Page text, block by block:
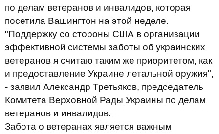
по делам ветеранов и инвалидов, которая
посетила Вашингтон на этой неделе.
"Поддержку со стороны США в организации
эффективной системы заботы об украинских
ветеранов я считаю таким же приоритетом, как
и предоставление Украине летальной оружия",
- заявил Александр Третьяков, председатель
Комитета Верховной Рады Украины по делам
ветеранов и инвалидов.
Забота о ветеранах является важным